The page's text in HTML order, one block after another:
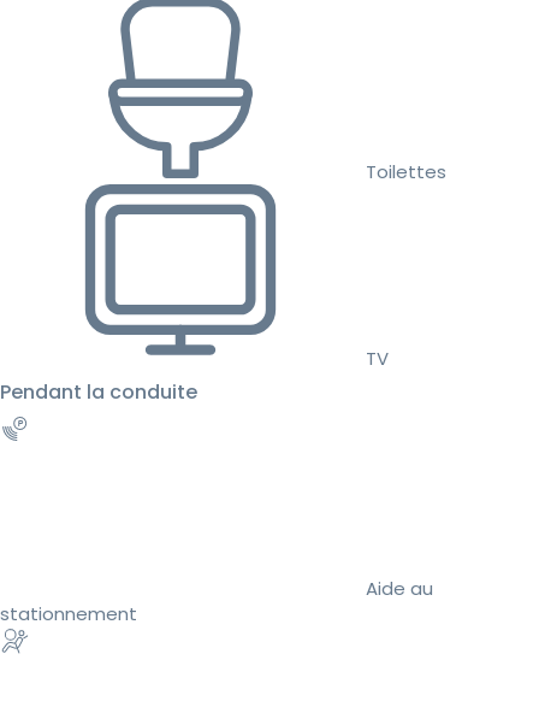
Toilettes
TV
Pendant la conduite
Aide au
stationnement